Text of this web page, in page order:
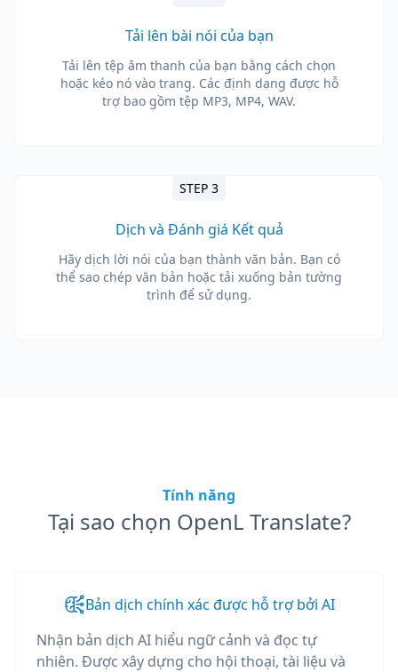
Tải lên bài nói của bạn
Tải lên tệp âm thanh của bạn bằng cách chọn
hoặc kéo nó vào trang. Các định dạng được hỗ
trợ bao gồm tệp MP3, MP4, WAV.
STEP 3
Dịch và Đánh giá Kết quả
Hãy dịch lời nói của bạn thành văn bản. Bạn có
thể sao chép văn bản hoặc tải xuống bản tường
trình để sử dụng.
Tính năng
Tại sao chọn OpenL Translate?
Bản dịch chính xác được hỗ trợ bởi AI
Nhận bản dịch AI hiểu ngữ cảnh và đọc tự
nhiên. Được xây dựng cho hội thoại, tài liệu và